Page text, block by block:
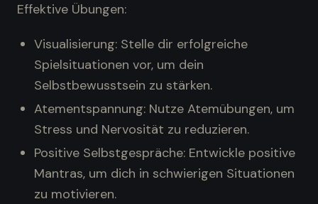
Effektive Übungen:
Visualisierung: Stelle dir erfolgreiche
Spielsituationen vor, um dein
Selbstbewusstsein zu stärken.
Atementspannung: Nutze Atemübungen, um
Stress und Nervosität zu reduzieren.
Positive Selbstgespräche: Entwickle positive
Mantras, um dich in schwierigen Situationen
zu motivieren.